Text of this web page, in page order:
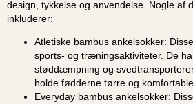
design, tykkelse og anvendelse. Nogle af
inkluderer:
Atletiske bambus ankelsokker:
sports- og træningsaktiviteter. De
støddæmpning og
holde fødderne tørre og
Everyday bambus ankelsokker: